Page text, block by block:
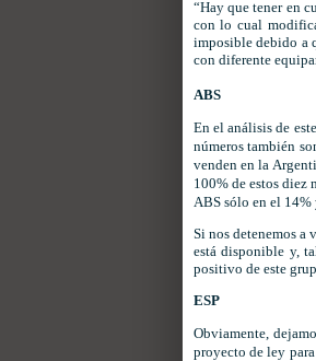
“Hay que tener en
con lo cual
imposible debido a
con diferente
ABS
En el análisis de
números también
venden en la
100% de estos diez
ABS sólo en el 14%
Si nos detenemos a
está disponible y,
positivo de este
ESP
Obviamente,
proyecto de ley